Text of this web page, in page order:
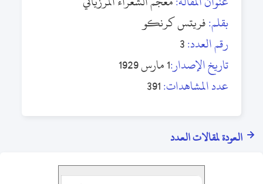
بقلم:فريتس كرنكو
رقم العدد:3
تاريخ الإصدار:1 مارس 1929
عدد المشاهدات:391
العودة لمقالات العدد